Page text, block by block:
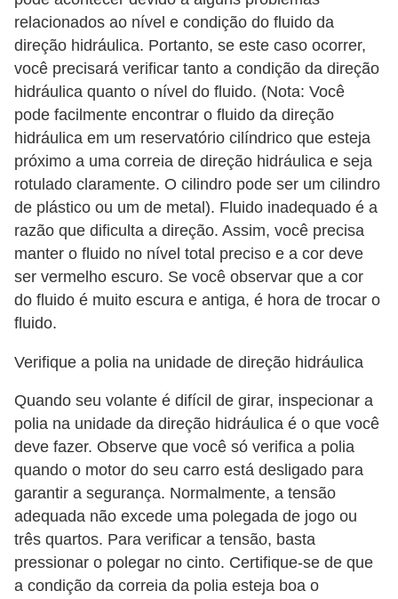
relacionados ao nível e condição do fluido da
direção hidráulica. Portanto, se este caso ocorrer,
você precisará verificar tanto a condição da direção
hidráulica quanto o nível do fluido. (Nota: Você
pode facilmente encontrar o fluido da direção
hidráulica em um reservatório cilíndrico que esteja
próximo a uma correia de direção hidráulica e seja
rotulado claramente. O cilindro pode ser um cilindro
de plástico ou um de metal). Fluido inadequado é a
razão que dificulta a direção. Assim, você precisa
manter o fluido no nível total preciso e a cor deve
ser vermelho escuro. Se você observar que a cor
do fluido é muito escura e antiga, é hora de trocar o
fluido.
Verifique a polia na unidade de direção hidráulica
Quando seu volante é difícil de girar, inspecionar a
polia na unidade da direção hidráulica é o que você
deve fazer. Observe que você só verifica a polia
quando o motor do seu carro está desligado para
garantir a segurança. Normalmente, a tensão
adequada não excede uma polegada de jogo ou
três quartos. Para verificar a tensão, basta
pressionar o polegar no cinto. Certifique-se de que
a condição da correia da polia esteja boa o